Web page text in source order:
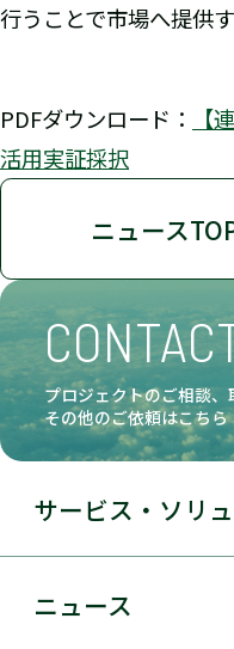
行うことで市場へ提供
PDFダウンロード：
【
活用実証採択
ニュース
プロジェクトのご相談、
その他のご依頼はこちら
サービス・ソリ
ニュース